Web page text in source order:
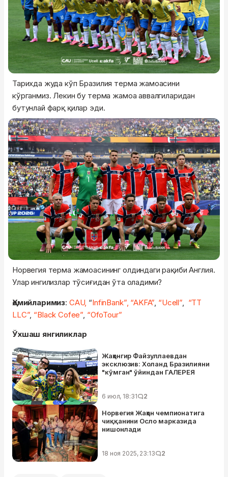
Тарихда жуда кўп Бразилия терма жамоасини
кўрганмиз. Лекин бу терма жамоа аввалгиларидан
бутунлай фарқ қилар эди.
Норвегия терма жамоасининг олдиндаги рақиби Англия.
Улар ингилизлар тўсиғидан ўта оладими?
Ҳомийларимиз: CAU, “InfinBank”, “AKFA” “Ucell”
“TT
LLC”, “Black Cofee” “OfoTour”
Ўхшаш янгиликлар
Жаҳонгир Файзуллаевдан
эксклюзив: Холанд Бразилияни
"кўмган" ўйиндан ГАЛЕРЕЯ
6 июл, 18:31 2
Норвегия Жаҳон чемпионатига
чиққанини Осло марказида
нишонлади
18 ноя 2025, 23:13 2